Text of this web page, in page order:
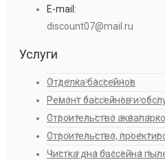
E-mail:
discount07@mail.ru
Услуги
Отделка бассейнов
Ремонт бассейнов и
Строительство
Строительство,
Чистка дна бассейна